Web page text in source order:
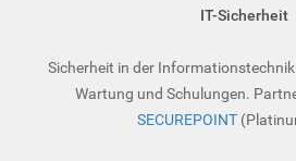
IT-Sicherheit
Sicherheit in der
Wartung und Schulungen.
SECUREPOINT